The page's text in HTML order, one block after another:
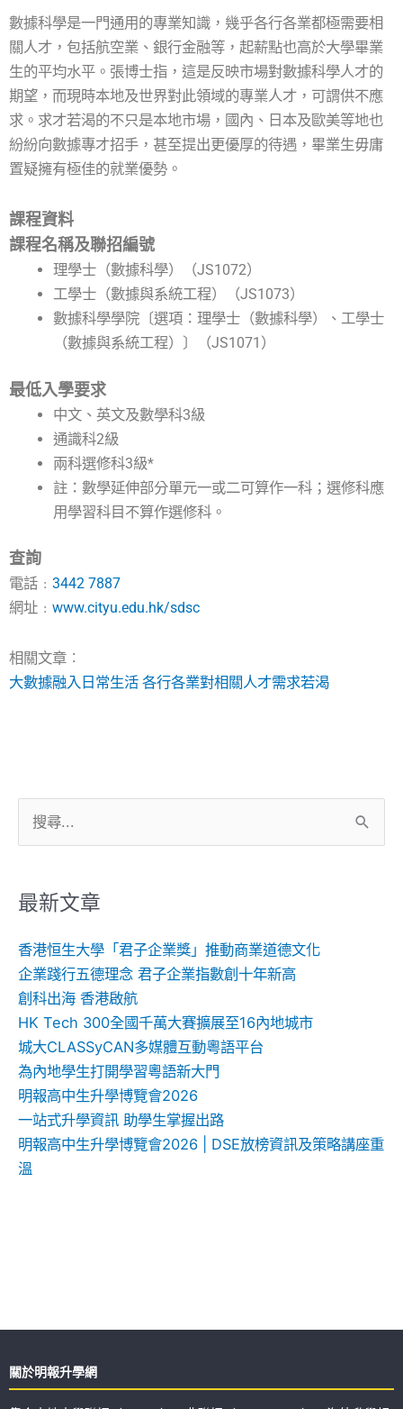
數據科學是一門通用的專業知識，幾乎各行各業都極需要相
關人才，包括航空業、銀行金融等，起薪點也高於大學畢業
生的平均水平。張博士指，這是反映市場對數據科學人才的
期望，而現時本地及世界對此領域的專業人才，可謂供不應
求。求才若渴的不只是本地市場，國內、日本及歐美等地也
紛紛向數據專才招手，甚至提出更優厚的待遇，畢業生毋庸
置疑擁有極佳的就業優勢。
課程資料
課程名稱及聯招編號
理學士（數據科學）（JS1072）
工學士（數據與系統工程）（JS1073）
數據科學學院〔選項：理學士（數據科學）、工學士
（數據與系統工程）〕（JS1071）
最低入學要求
中文、英文及數學科3級
通識科2級
兩科選修科3級*
註：數學延伸部分單元一或二可算作一科；選修科應
用學習科目不算作選修科。
查詢
電話﹕ 3442 7887
網址﹕ www.cityu.edu.hk/sdsc
相關文章︰
大數據融入日常生活 各行各業對相關人才需求若渴
尋
鍵
最新文章
香港恒生大學「君子企業獎」推動商業道德文化
企業踐行五德理念 君子企業指數創十年新高
創科出海 香港啟航
HK Tech 300全國千萬大賽擴展至16內地城市
城大CLASSyCAN多媒體互動粵語平台
為內地學生打開學習粵語新大門
明報高中生升學博覽會2026
一站式升學資訊 助學生掌握出路
明報高中生升學博覽會2026 | DSE放榜資訊及策略講座重
溫
關於明報升學網